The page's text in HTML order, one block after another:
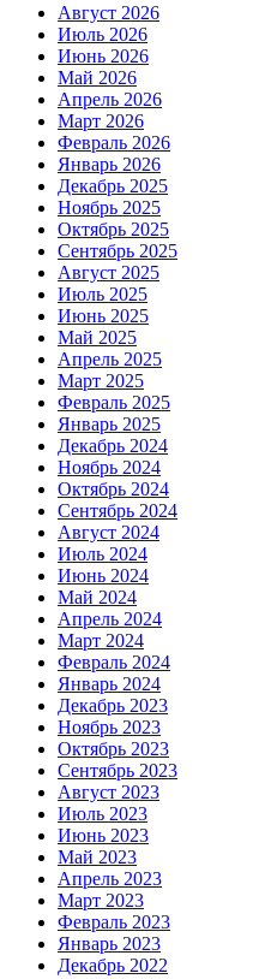
Август 2026
Июль 2026
Июнь 2026
Май 2026
Апрель 2026
Март 2026
Февраль 2026
Январь 2026
Декабрь 2025
Ноябрь 2025
Октябрь 2025
Сентябрь 2025
Август 2025
Июль 2025
Июнь 2025
Май 2025
Апрель 2025
Март 2025
Февраль 2025
Январь 2025
Декабрь 2024
Ноябрь 2024
Октябрь 2024
Сентябрь 2024
Август 2024
Июль 2024
Июнь 2024
Май 2024
Апрель 2024
Март 2024
Февраль 2024
Январь 2024
Декабрь 2023
Ноябрь 2023
Октябрь 2023
Сентябрь 2023
Август 2023
Июль 2023
Июнь 2023
Май 2023
Апрель 2023
Март 2023
Февраль 2023
Январь 2023
Декабрь 2022